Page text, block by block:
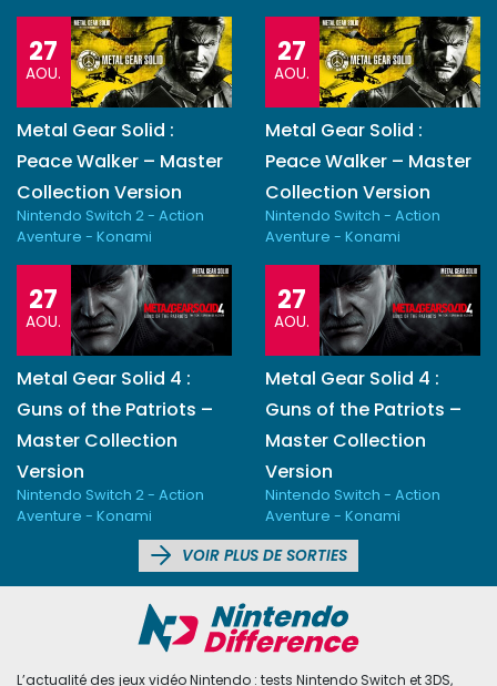
27
AOU.
Metal Gear Solid :
Peace Walker – Master
Collection Version
Nintendo Switch 2 - Action
Aventure - Konami
27
AOU.
Metal Gear Solid :
Peace Walker – Master
Collection Version
Nintendo Switch - Action
Aventure - Konami
27
AOU.
Metal Gear Solid 4 :
Guns of the Patriots –
Master Collection
Version
Nintendo Switch 2 - Action
Aventure - Konami
27
AOU.
Metal Gear Solid 4 :
Guns of the Patriots –
Master Collection
Version
Nintendo Switch - Action
Aventure - Konami
VOIR PLUS DE SORTIES
L’actualité des jeux vidéo Nintendo : tests Nintendo Switch et 3DS,